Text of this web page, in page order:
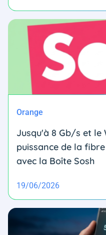
Orange
Jusqu'à 8 Gb/s et le
puissance de la
avec la Boîte Sosh
19/06/2026